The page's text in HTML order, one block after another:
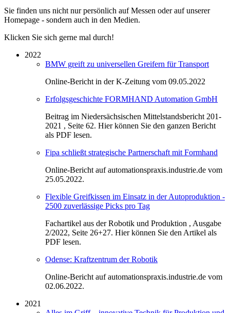
Sie finden uns nicht nur persönlich auf Messen oder auf unserer
Homepage - sondern auch in den Medien.
Klicken Sie sich gerne mal durch!
2022
BMW greift zu universellen Greifern für Transport
Online-Bericht in der K-Zeitung vom 09.05.2022
Erfolgsgeschichte FORMHAND Automation GmbH
Beitrag im Niedersächsischen Mittelstandsbericht 201-
2021 , Seite 62. Hier können Sie den ganzen Bericht
als PDF lesen.
Fipa schließt strategische Partnerschaft mit Formhand
Online-Bericht auf automationspraxis.industrie.de vom
25.05.2022.
Flexible Greifkissen im Einsatz in der Autoproduktion -
2500 zuverlässige Picks pro Tag
Fachartikel aus der Robotik und Produktion , Ausgabe
2/2022, Seite 26+27. Hier können Sie den Artikel als
PDF lesen.
Odense: Kraftzentrum der Robotik
Online-Bericht auf automationspraxis.industrie.de vom
02.06.2022.
2021